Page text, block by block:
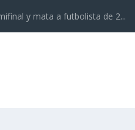
y mata a futbolista de 2...